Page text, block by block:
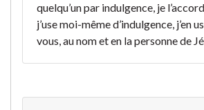
quelqu’un par indulgence, je
j’use moi-même d’indulgence, j’en
vous, au nom et en la personne de